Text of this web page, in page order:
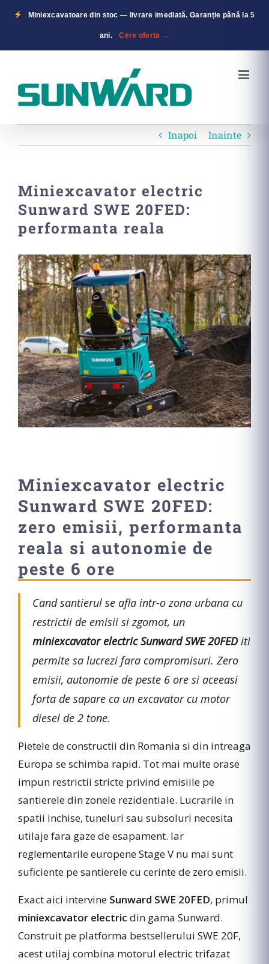
Miniexcavatoare din stoc — livrare imediată. Garanție până la 5
ani. Cere oferta →
content
Inapoi Inainte
Miniexcavator electric
Sunward SWE 20FED:
performanta reala
View
Larger
Image
Miniexcavator electric
Sunward SWE 20FED:
zero emisii, performanta
reala si autonomie de
peste 6 ore
Cand santierul se afla intr-o zona urbana cu
restrictii de emisii si zgomot, un
miniexcavator electric Sunward SWE 20FEDiti
permite sa lucrezi fara compromisuri. Zero
emisii, autonomie de peste 6 ore si aceeasi
forta de sapare ca un excavator cu motor
diesel de 2 tone.
Pietele de constructii din Romania si din intreaga
Europa se schimba rapid. Tot mai multe orase
impun restrictii stricte privind emisiile pe
santierele din zonele rezidentiale. Lucrarile in
spatii inchise, tuneluri sau subsoluri necesita
utilaje fara gaze de esapament. Iar
reglementarile europene Stage V nu mai sunt
suficiente pe santierele cu cerinte de zero emisii.
Exact aici intervine Sunward SWE 20FED, primul
miniexcavator electric din gama Sunward.
Construit pe platforma bestsellerului SWE 20F,
acest utilaj combina motorul electric trifazat